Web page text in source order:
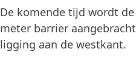
De komende tijd wordt
meter barrier
ligging aan de westkant.